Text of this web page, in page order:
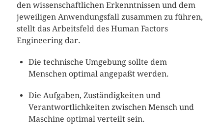
den wissenschaftlichen Erkenntnissen und dem
jeweiligen Anwendungsfall zusammen zu führen,
stellt das Arbeitsfeld des Human Factors
Engineering dar.
Die technische Umgebung sollte dem
Menschen optimal angepaßt werden.
Die Aufgaben, Zuständigkeiten und
Verantwortlichkeiten zwischen Mensch und
Maschine optimal verteilt sein.